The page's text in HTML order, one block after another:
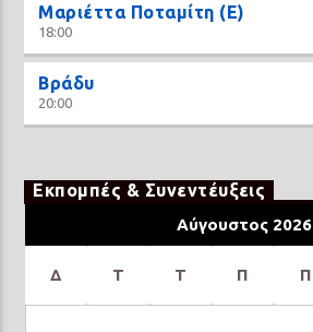
Μαριέττα Ποταμίτη (Ε)
18:00
Βράδυ
20:00
Εκπομπές & Συνεντέυξεις
Αύγουστος 2026
Δ Τ Τ Π Π